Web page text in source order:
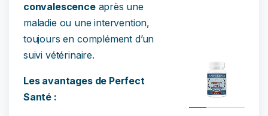
convalescenceaprès une
maladie ou une intervention,
toujours en complément d’un
suivi vétérinaire.
Les avantages de Perfect
Santé :